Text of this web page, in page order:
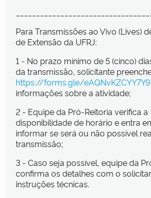
Para Transmissões ao Vivo (Lives)
de Extensão da UFRJ:
1 - No prazo mínimo de 5 (cinco)
da transmissão, solicitante
https://forms.gle/
informações sobre a atividade;
2 - Equipe da Pró-Reitoria verifica a
disponibilidade de horário e entra
informar se será ou não possível
transmissão;
3 - Caso seja possível, equipe da
confirma os detalhes com o
instruções técnicas.